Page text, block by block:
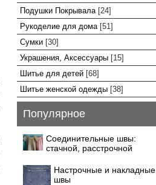
Подушки Покрывала [24]
Рукоделие для дома [51]
Сумки [30]
Украшения, Аксессуары [15]
Шитье для детей [68]
Шитье женской одежды [38]
Популярное
Соединительные швы:
стачной, расстрочной
Настрочные и накладные
швы